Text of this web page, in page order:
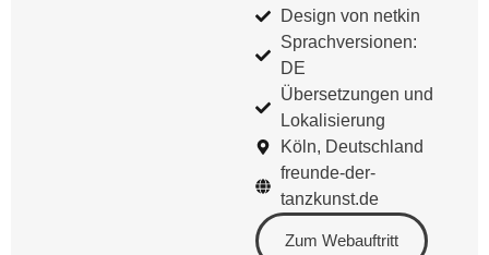
Design von netkin
Sprachversionen:
DE
Übersetzungen und
Lokalisierung
Köln, Deutschland
freunde-der-
tanzkunst.de
Zum Webauftritt